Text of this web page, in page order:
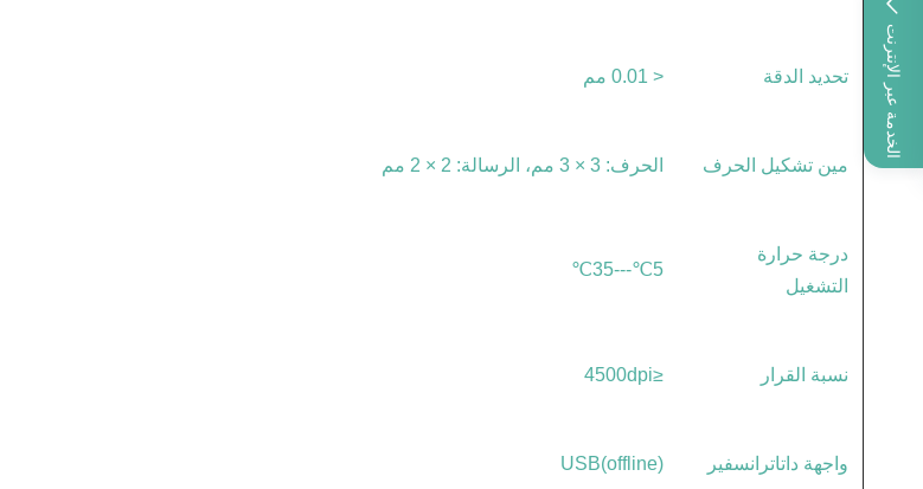
الخدمة عبر الإنترنت تحديد الدقة < 0.01 مم
مين تشكيل الحرف الحرف: 3 × 3 مم، الرسالة: 2 × 2 مم
درجة حرارة
التشغيل
5℃---35℃
نسبة القرار ≤4500dpi
واجهة داتاترانسفير USB(offline)